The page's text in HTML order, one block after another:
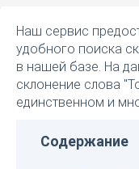
Наш сервис
удобного поиска
в нашей базе. На
склонение слова
единственном и
Содержание